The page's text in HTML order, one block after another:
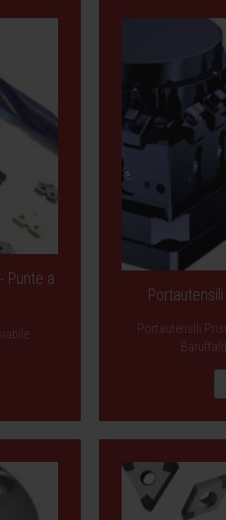
Punte a
Portautensili